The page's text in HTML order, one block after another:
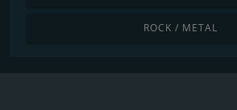
ROCK / METAL